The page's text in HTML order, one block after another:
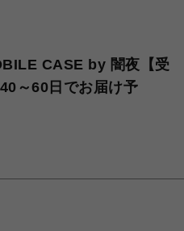
CASE by 闇夜【受
～60日でお届け予